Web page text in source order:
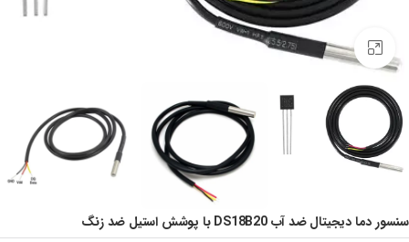
Click to enlarge
سنسور دما دیجیتال ضد آب DS18B20 با پوشش استیل ضد زنگ